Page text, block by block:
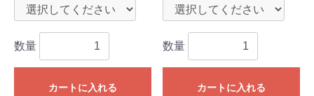
数量
カートに入れる
数量
カートに入れる
お買い物を続ける カートへ進む